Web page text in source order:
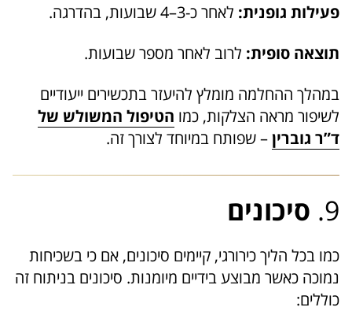
פעילות גופנית: לאחר כ-3–4 שבועות, בהדרגה.
תוצאה סופית: לרוב לאחר מספר שבועות.
במהלך ההחלמה מומלץ להיעזר בתכשירים ייעודיים
לשיפור מראה הצלקות, כמו הטיפול המשולש של
ד”ר גוברין– שפותח במיוחד לצורך זה.
9. סיכונים
כמו בכל הליך כירורגי, קיימים סיכונים, אם כי בשכיחות
נמוכה כאשר מבוצע בידיים מיומנות. סיכונים בניתוח זה
כוללים: